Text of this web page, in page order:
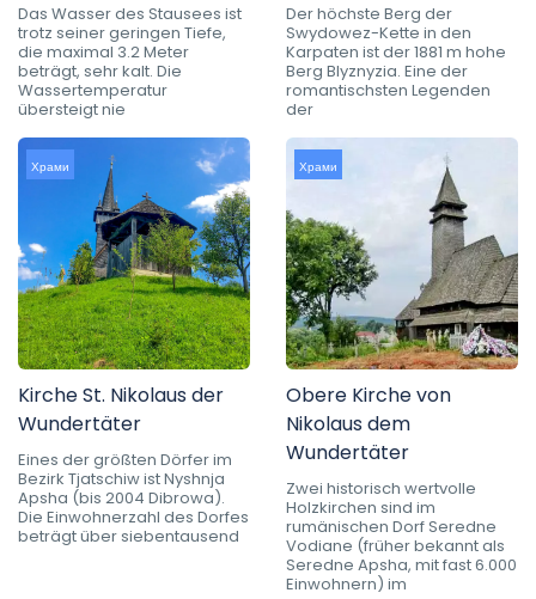
Das Wasser des Stausees ist
trotz seiner geringen Tiefe,
die maximal 3.2 Meter
beträgt, sehr kalt. Die
Wassertemperatur
übersteigt nie
Der höchste Berg der
Swydowez-Kette in den
Karpaten ist der 1881 m hohe
Berg Blyznyzia. Eine der
romantischsten Legenden
der
Храми
Kirche St. Nikolaus der
Wundertäter
Eines der größten Dörfer im
Bezirk Tjatschiw ist Nyshnja
Apsha (bis 2004 Dibrowa).
Die Einwohnerzahl des Dorfes
beträgt über siebentausend
Храми
Obere Kirche von
Nikolaus dem
Wundertäter
Zwei historisch wertvolle
Holzkirchen sind im
rumänischen Dorf Seredne
Vodiane (früher bekannt als
Seredne Apsha, mit fast 6.000
Einwohnern) im